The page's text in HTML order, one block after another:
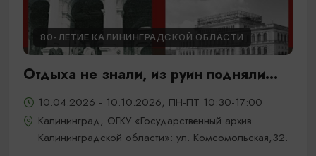
80-ЛЕТИЕ КАЛИНИНГРАДСКОЙ ОБЛАСТИ
Отдыха не знали, из руин подняли...
10.04.2026 - 10.10.2026, ПН-ПТ 10:30-17:00
Калининград, ОГКУ «Государственный архив
Калининградской области»: ул. Комсомольская,32.